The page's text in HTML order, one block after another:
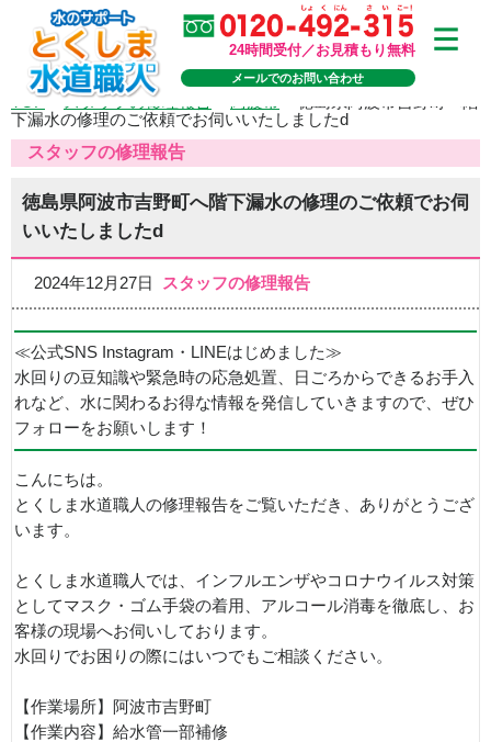
24時間受付／お見積もり無料
メールでのお問い合わせ
TOP>スタッフの修理報告
下漏水の修理のご依頼でお伺いいたしましたd
スタッフの修理報告
徳島県阿波市吉野町へ階下漏水の修理のご依頼でお伺
いいたしましたd
2024年12月27日 スタッフの修理報告
≪公式SNS Instagram・LINEはじめました≫
水回りの豆知識や緊急時の応急処置、日ごろからできるお手入
れなど、水に関わるお得な情報を発信していきますので、ぜひ
フォローをお願いします！
こんにちは。
とくしま水道職人の修理報告をご覧いただき、ありがとうござ
います。
とくしま水道職人では、インフルエンザやコロナウイルス対策
としてマスク・ゴム手袋の着用、アルコール消毒を徹底し、お
客様の現場へお伺いしております。
水回りでお困りの際にはいつでもご相談ください。
【作業場所】阿波市吉野町
【作業内容】給水管一部補修